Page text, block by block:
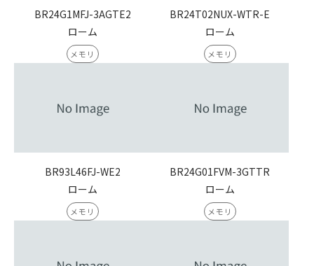
BR24G1MFJ-3AGTE2
ローム
メモリ
BR24T02NUX-WTR-E
ローム
メモリ
BR93L46FJ-WE2
ローム
メモリ
BR24G01FVM-3GTTR
ローム
メモリ